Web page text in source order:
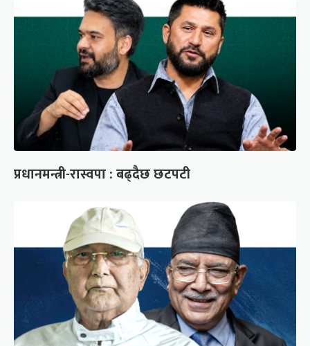
प्रधानमन्त्री-रास्वपा : बढ्दैछ छटपटी